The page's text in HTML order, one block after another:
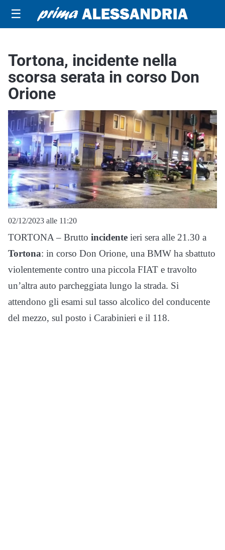
☰
Tortona, incidente nella
scorsa serata in corso Don
Orione
02/12/2023 alle 11:20
TORTONA – Brutto incidente ieri sera alle 21.30 a
Tortona: in corso Don Orione, una BMW ha sbattuto
violentemente contro una piccola FIAT e travolto
un’altra auto parcheggiata lungo la strada. Si
attendono gli esami sul tasso alcolico del conducente
del mezzo, sul posto i Carabinieri e il 118.